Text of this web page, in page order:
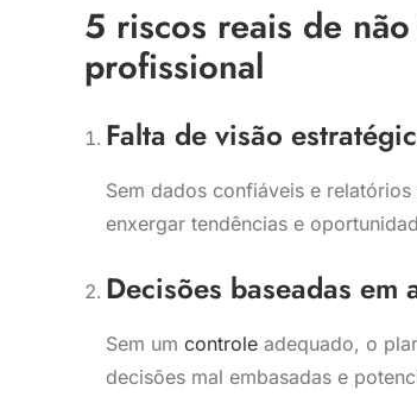
5 riscos reais de
profissional
Falta de visão
Sem dados confiáveis e
enxergar tendências e
Decisões baseadas em
Sem um controle adequado, o
decisões mal embasadas e